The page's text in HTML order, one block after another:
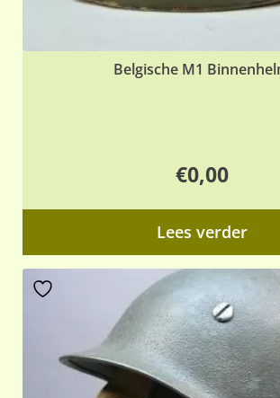
Belgische M1
€0,00
Lees verder